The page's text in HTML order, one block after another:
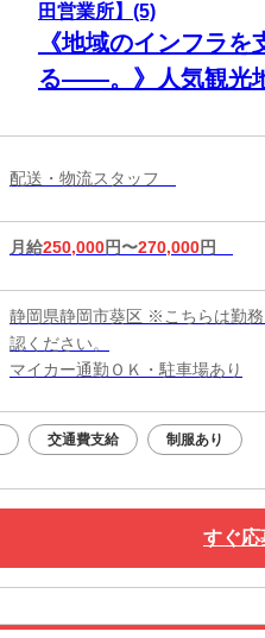
田営業所】(5)
《地域のインフラ
る――。》人気観光
配送・物流スタッフ
月給250,000円〜270,000円
静岡県静岡市葵区 ※こちらは勤
認ください。
マイカー通勤ＯＫ・駐車場あり
交通費支給 制服あり
すぐ応